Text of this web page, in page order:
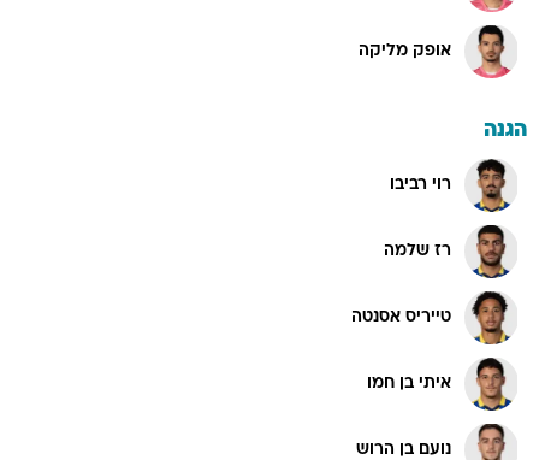
אופק מליקה
הגנה
רוי רביבו
רז שלמה
טייריס אסנטה
איתי בן חמו
נועם בן הרוש